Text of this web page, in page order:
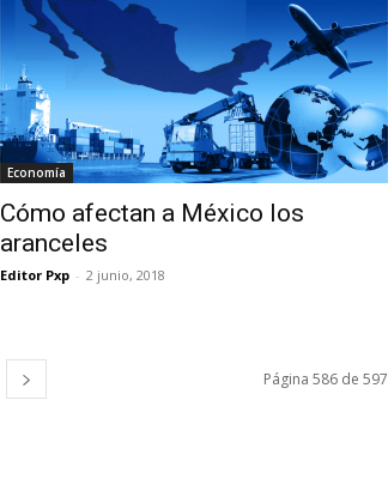
Economía
Cómo afectan a México los
aranceles
Editor Pxp - 2 junio, 2018
Página 586 de 597